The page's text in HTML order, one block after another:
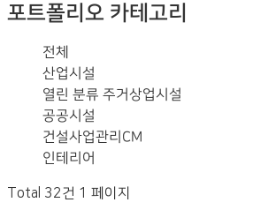
포트폴리오 카테고리
전체
산업시설
열린 분류주거상업시설
공공시설
건설사업관리CM
인테리어
Total 32건 1 페이지